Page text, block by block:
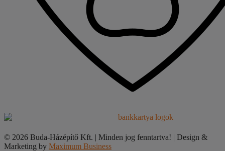
© 2026 Buda-Házépítő Kft. | Minden jog fenntartva! | Design &
Marketing by Maximum Business